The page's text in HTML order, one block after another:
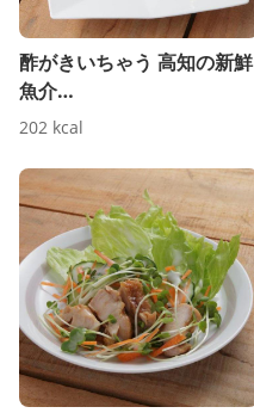
酢がきいちゃう 高知の新鮮
魚介…
202 kcal